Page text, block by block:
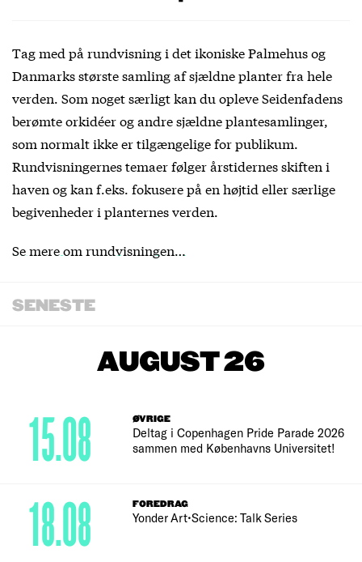
Tag med på rundvisning i det ikoniske Palmehus og
Danmarks største samling af sjældne planter fra hele
verden. Som noget særligt kan du opleve Seidenfadens
berømte orkidéer og andre sjældne plantesamlinger,
som normalt ikke er tilgængelige for publikum.
Rundvisningernes temaer følger årstidernes skiften i
haven og kan f.eks. fokusere på en højtid eller særlige
begivenheder i planternes verden.
Se mere om rundvisningen…
SENESTE
AUGUST 26
ØVRIGE
Deltag i Copenhagen Pride Parade 2026
sammen med Københavns Universitet!
15.08
FOREDRAG
Yonder Art•Science: Talk Series
18.08